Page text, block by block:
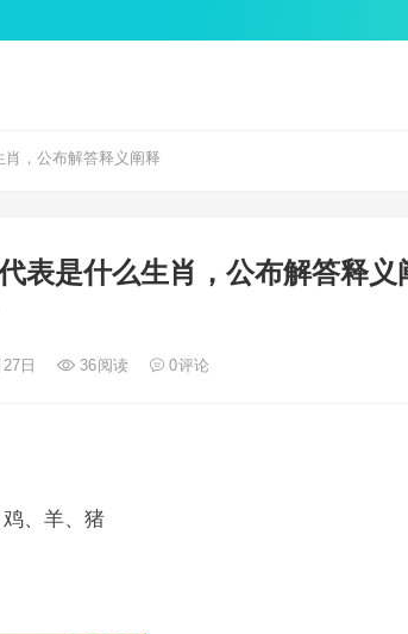
，公布解答释义阐释
表是什么生肖，公布解答释义
日 36阅读 0评论
、羊、猪